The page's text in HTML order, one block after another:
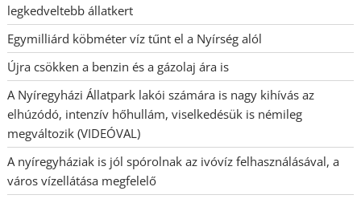
legkedveltebb állatkert
Egymilliárd köbméter víz tűnt el a Nyírség alól
Újra csökken a benzin és a gázolaj ára is
A Nyíregyházi Állatpark lakói számára is nagy kihívás az
elhúzódó, intenzív hőhullám, viselkedésük is némileg
megváltozik (VIDEÓVAL)
A nyíregyháziak is jól spórolnak az ivóvíz felhasználásával, a
város vízellátása megfelelő